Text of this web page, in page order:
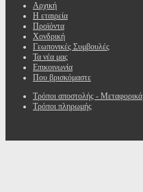
Αρχική
Η εταιρεία
Προϊόντα
Χονδρική
Γεωπονικές Συμβουλές
Τα νέα μας
Επικοινωνία
Που βρισκόμαστε
Τρόποι αποστολής - Μεταφορικά
Τρόποι πληρωμής